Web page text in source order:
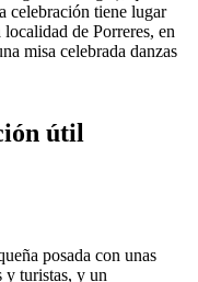
celebración tiene lugar
localidad de Porreres, en
misa celebrada danzas
útil
posada con unas
y turistas, y un